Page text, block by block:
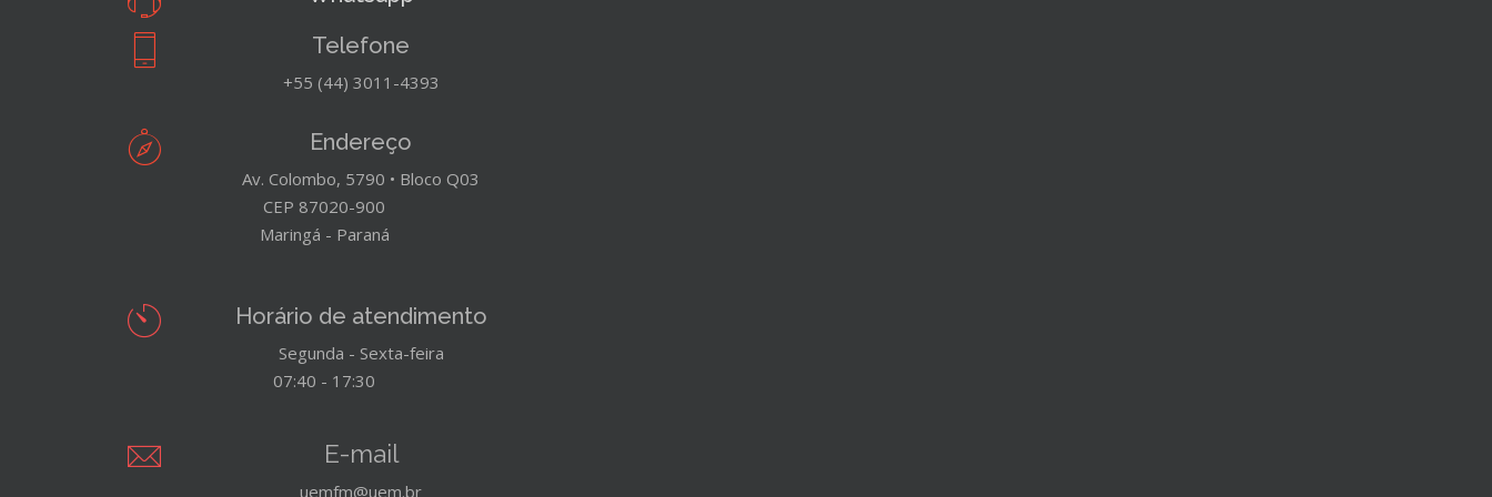
Telefone
+55 (44) 3011-4393
Endereço
Av. Colombo, 5790 • Bloco Q03
CEP 87020-900
Maringá - Paraná
Horário de atendimento
Segunda - Sexta-feira
07:40 - 17:30
E-mail
uemfm@uem.br